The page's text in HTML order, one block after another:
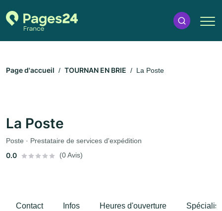
Page d'accueil TOURNAN EN BRIE La Poste
La Poste
Poste · Prestataire de services d'expédition
0.0 (0 Avis)
Contact Infos Heures d'ouverture